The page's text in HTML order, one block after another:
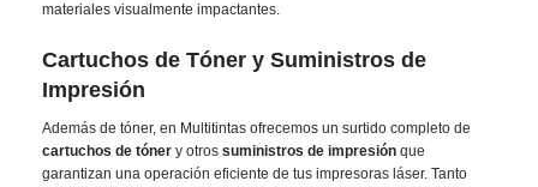
materiales visualmente impactantes.
Cartuchos de Tóner y Suministros de
Impresión
Además de tóner, en Multitintas ofrecemos un surtido completo de
cartuchos de tóner y otros suministros de impresión que
garantizan una operación eficiente de tus impresoras láser. Tanto